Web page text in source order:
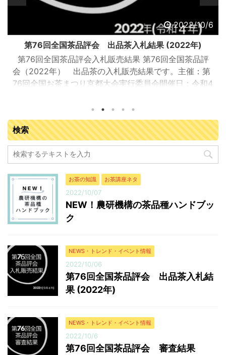
2022/10/6
第76回全国茶品評会 出品茶入札結果 (2022年)
第76回全国茶品評会入札販売結果 第76回全国茶品評
会（2022年） 出品茶の入札販売結果です。主催：第
76回全国お茶まつり京都大会実行委員会開催日：令和4
通センター（京都府城陽市寺田塚本111-5）参加業者：
落札業者163業者 入札販売会結果総括 ※金額はすべて
税抜き 販売点数（点） 販売数量（kg） 落札金額
（円） 今回の平均落札単価（円/kg） 普通煎茶10kg 71
666.5 8,908,717 13,366 普通煎茶4kg ...
検索
お茶の知識 お茶講座ネタ
2022/10/07
NEW！農研機構の茶品種ハンドブッ
ク
NEWS・トレンド・イベント情報
2022/10/06
第76回全国茶品評会 出品茶入札結
果 (2022年)
NEWS・トレンド・イベント情報
2022/10/6
第76回全国茶品評会 審査結果